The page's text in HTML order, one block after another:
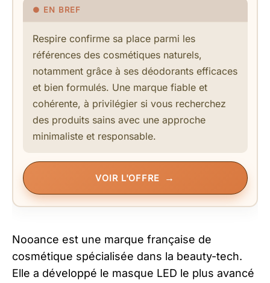
Respire confirme sa place parmi les
références des cosmétiques naturels,
notamment grâce à ses déodorants efficaces
et bien formulés. Une marque fiable et
cohérente, à privilégier si vous recherchez
des produits sains avec une approche
minimaliste et responsable.
VOIR L'OFFRE
Nooance est une marque française de
cosmétique spécialisée dans la beauty-tech.
Elle a développé le masque LED le plus avancé